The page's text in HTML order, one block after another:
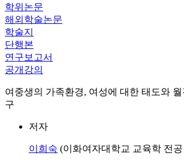
학위논문
해외학술논문
학술지
단행본
연구보고서
공개강의
여중생의 가족환경, 여성에 대한 태도와
구
저자
이희숙 (이화여자대학교 교육학 전